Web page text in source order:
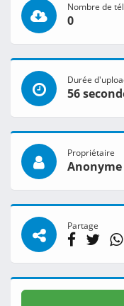
Nombre de
0
Durée
56
Propriétaire
Anonyme
Partage